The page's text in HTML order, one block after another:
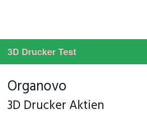
3D Drucker Test
Organovo
3D Drucker Aktien